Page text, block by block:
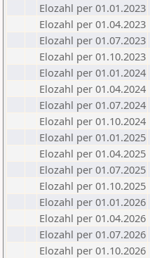
Elozahl per 01.01.2023
Elozahl per 01.04.2023
Elozahl per 01.07.2023
Elozahl per 01.10.2023
Elozahl per 01.01.2024
Elozahl per 01.04.2024
Elozahl per 01.07.2024
Elozahl per 01.10.2024
Elozahl per 01.01.2025
Elozahl per 01.04.2025
Elozahl per 01.07.2025
Elozahl per 01.10.2025
Elozahl per 01.01.2026
Elozahl per 01.04.2026
Elozahl per 01.07.2026
Elozahl per 01.10.2026